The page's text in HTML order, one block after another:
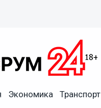
Экономика Транспорт